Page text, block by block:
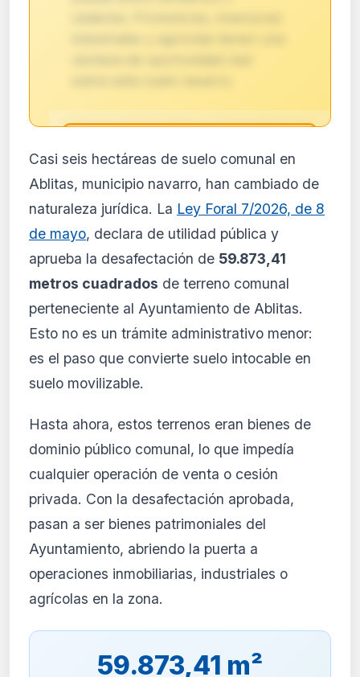
🔒
Análisis de impacto reservado
para suscriptores
El análisis detallado del impacto de esta
normativa está disponible con los planes
completo y recibe alertas personalizadas.
Ver planes
Crear mi cuenta
Desde 9,99 €/mes · Cancela cuando quieras
Casi seis hectáreas de suelo comunal en
Ablitas, municipio navarro, han cambiado de
naturaleza jurídica. La Ley Foral 7/2026, de 8
de mayo, declara de utilidad pública y
aprueba la desafectación de 59.873,41
metros cuadrados de terreno comunal
perteneciente al Ayuntamiento de Ablitas.
Esto no es un trámite administrativo menor:
es el paso que convierte suelo intocable en
suelo movilizable.
Hasta ahora, estos terrenos eran bienes de
dominio público comunal, lo que impedía
cualquier operación de venta o cesión
privada. Con la desafectación aprobada,
pasan a ser bienes patrimoniales del
Ayuntamiento, abriendo la puerta a
operaciones inmobiliarias, industriales o
agrícolas en la zona.
59.873,41 m²